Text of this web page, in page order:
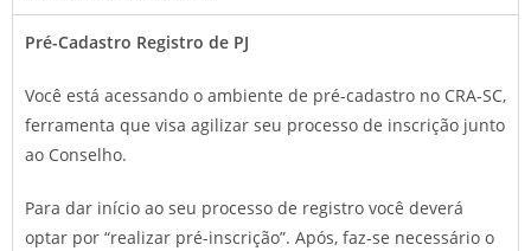
Pré-Cadastro Registro de PJ
Você está acessando o ambiente de pré-cadastro no CRA-SC,
ferramenta que visa agilizar seu processo de inscrição junto
ao Conselho.
Para dar início ao seu processo de registro você deverá
optar por “realizar pré-inscrição”. Após, faz-se necessário o